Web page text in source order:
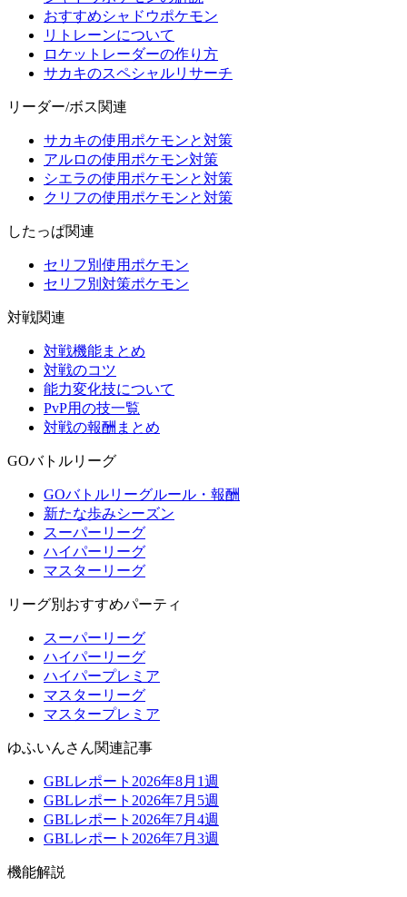
おすすめシャドウポケモン
リトレーンについて
ロケットレーダーの作り方
サカキのスペシャルリサーチ
リーダー/ボス関連
サカキの使用ポケモンと対策
アルロの使用ポケモン対策
シエラの使用ポケモンと対策
クリフの使用ポケモンと対策
したっぱ関連
セリフ別使用ポケモン
セリフ別対策ポケモン
対戦関連
対戦機能まとめ
対戦のコツ
能力変化技について
PvP用の技一覧
対戦の報酬まとめ
GOバトルリーグ
GOバトルリーグルール・報酬
新たな歩みシーズン
スーパーリーグ
ハイパーリーグ
マスターリーグ
リーグ別おすすめパーティ
スーパーリーグ
ハイパーリーグ
ハイパープレミア
マスターリーグ
マスタープレミア
ゆふいんさん関連記事
GBLレポート2026年8月1週
GBLレポート2026年7月5週
GBLレポート2026年7月4週
GBLレポート2026年7月3週
機能解説